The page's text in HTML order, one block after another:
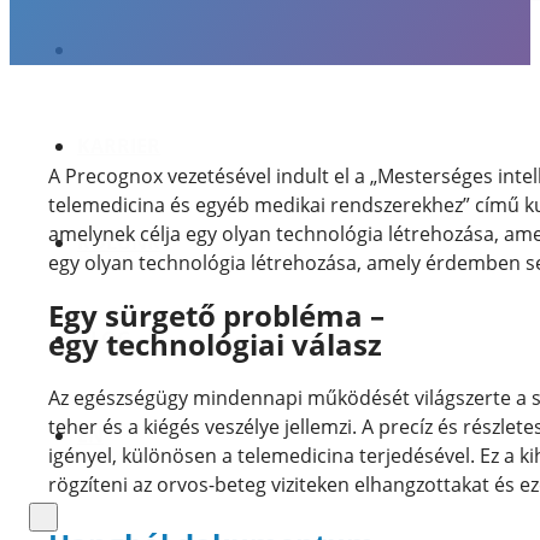
RÓLUNK
BLOG
EN
A Precognox vezetésével indult el a „Mesterséges
telemedicina és egyéb medikai rendszerekhez” című
amelynek célja egy olyan technológia létrehozása,
egy olyan technológia létrehozása, amely érdemben
Egy sürgető probléma –
egy technológiai válasz
Az egészségügy mindennapi működését világszerte
teher és a kiégés veszélye jellemzi. A precíz és
igényel, különösen a telemedicina terjedésével. Ez a
rögzíteni az orvos-beteg viziteken elhangzottakat és